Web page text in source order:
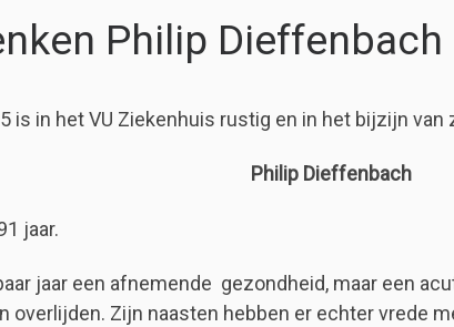
Philip Dieffenbach
is in het VU Ziekenhuis rustig en in het bijzijn
Philip Dieffenbach
jaar.
jaar een afnemende gezondheid, maar een
overlijden. Zijn naasten hebben er echter vrede